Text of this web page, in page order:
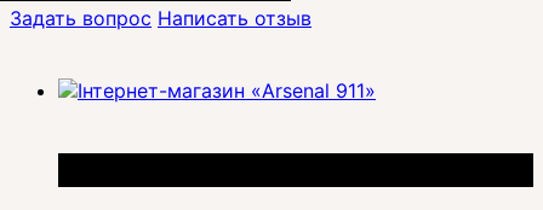
Задать вопрос Написать отзыв